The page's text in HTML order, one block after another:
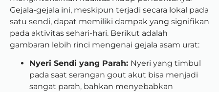
Gejala-gejala ini, meskipun terjadi secara lokal pada
satu sendi, dapat memiliki dampak yang signifikan
pada aktivitas sehari-hari. Berikut adalah
gambaran lebih rinci mengenai gejala asam urat:
Nyeri Sendi yang Parah: Nyeri yang timbul
pada saat serangan gout akut bisa menjadi
sangat parah, bahkan menyebabkan